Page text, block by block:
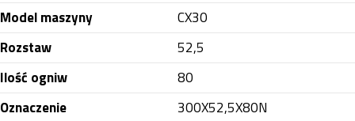
Model maszyny
CX30
Rozstaw
52,5
Ilość ogniw
80
Oznaczenie
300X52,5X80N